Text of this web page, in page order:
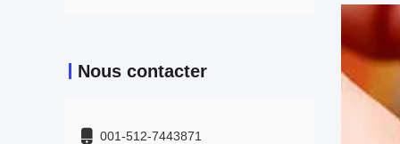
Nous contacter
001-512-7443871